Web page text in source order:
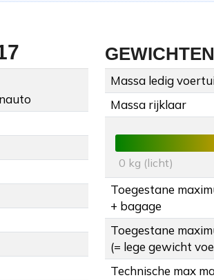
GEWICHTEN
Massa ledig
Massa rijklaar
0 kg (licht)
Toegestane
+ bagage
Toegestane
(= lege gewicht
Technische max